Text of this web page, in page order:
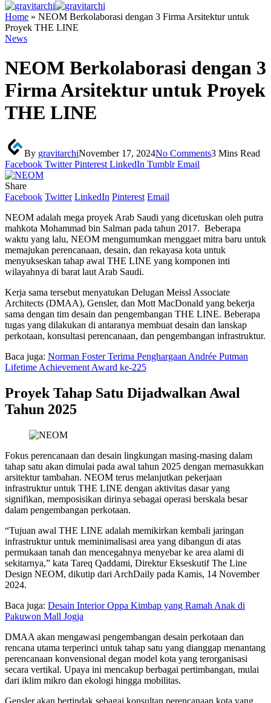
Home » NEOM Berkolaborasi dengan 3 Firma Arsitektur untuk
Proyek THE LINE
News
NEOM Berkolaborasi dengan 3
Firma Arsitektur untuk Proyek
THE LINE
By gravitarchiNovember 17, 2024No Comments3 Mins Read
Facebook Twitter Pinterest LinkedIn Tumblr Email
Share
Facebook Twitter LinkedIn Pinterest Email
NEOM adalah mega proyek Arab Saudi yang dicetuskan oleh putra
mahkota Mohammad bin Salman pada tahun 2017. Beberapa
waktu yang lalu, NEOM mengumumkan menggaet mitra baru untuk
memajukan perencanaan, desain, dan rekayasa kota untuk
menyukseskan tahap awal THE LINE yang komponen inti
wilayahnya di barat laut Arab Saudi.
Kerja sama tersebut menyatukan Delugan Meissl Associate
Architects (DMAA), Gensler, dan Mott MacDonald yang bekerja
sama dengan tim desain dan pengembangan THE LINE. Beberapa
tugas yang dilakukan di antaranya membuat desain dan lanskap
perkotaan, konsultasi perencanaan, dan pengembangan infrastruktur.
Baca juga: Norman Foster Terima Penghargaan Andrée Putman
Lifetime Achievement Award ke-225
Proyek Tahap Satu Dijadwalkan Awal
Tahun 2025
Fokus perencanaan dan desain lingkungan masing-masing dalam
tahap satu akan dimulai pada awal tahun 2025 dengan memasukkan
arsitektur tambahan. NEOM terus melanjutkan pekerjaan
infrastruktur untuk THE LINE dengan aktivitas dasar yang
signifikan, memposisikan dirinya sebagai operasi berskala besar
dalam pengembangan perkotaan.
“Tujuan awal THE LINE adalah memikirkan kembali jaringan
infrastruktur untuk meminimalisasi area yang dibangun di atas
permukaan tanah dan mencegahnya menyebar ke area alami di
sekitarnya,” kata Tareq Qaddami, Direktur Ekseskutif The Line
Design NEOM, dikutip dari ArchDaily pada Kamis, 14 November
2024.
Baca juga: Desain Interior Oppa Kimbap yang Ramah Anak di
Pakuwon Mall Jogja
DMAA akan mengawasi pengembangan desain perkotaan dan
rencana utama terperinci untuk tahap satu yang dianggap menantang
perencanaan konvensional degan model kota yang terorganisasi
secara vertikal. Upaya ini mencakup berbagai pertimbangan, mulai
dari iklim mikro dan ekologi hingga mobilitas.
Gensler akan bertindak sebagai konsultan perencanaan kota yang